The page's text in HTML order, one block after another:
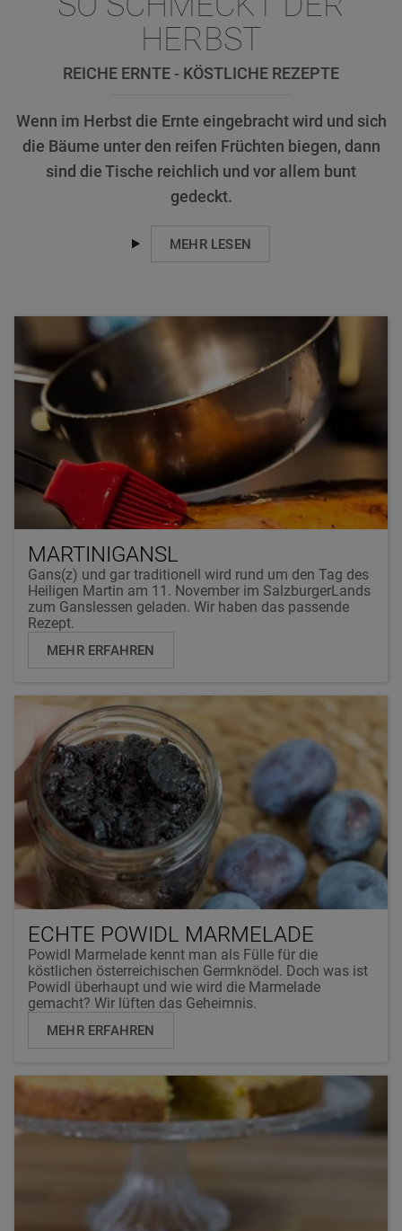
HERBST
REICHE ERNTE - KÖSTLICHE REZEPTE
Wenn im Herbst die Ernte eingebracht wird und sich
die Bäume unter den reifen Früchten biegen, dann
sind die Tische reichlich und vor allem bunt
gedeckt.
MEHR LESEN
MARTINIGANSL
Gans(z) und gar traditionell wird rund um den Tag des
Heiligen Martin am 11. November im SalzburgerLands
zum Ganslessen geladen. Wir haben das passende
Rezept.
MEHR ERFAHREN
ECHTE POWIDL MARMELADE
Powidl Marmelade kennt man als Fülle für die
köstlichen österreichischen Germknödel. Doch was ist
Powidl überhaupt und wie wird die Marmelade
gemacht? Wir lüften das Geheimnis.
MEHR ERFAHREN